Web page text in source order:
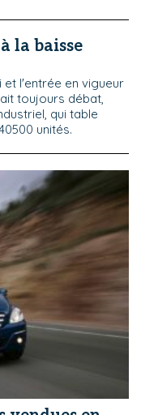
la baisse
et l'entrée en vigueur
toujours débat,
qui table
unités.